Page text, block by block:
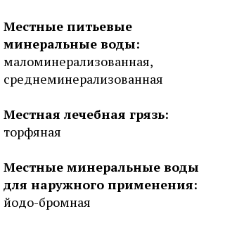
Местные питьевые
минеральные воды:
маломинерализованная,
среднеминерализованная
Местная лечебная грязь:
торфяная
Местные минеральные воды
для наружного применения:
йодо-бромная